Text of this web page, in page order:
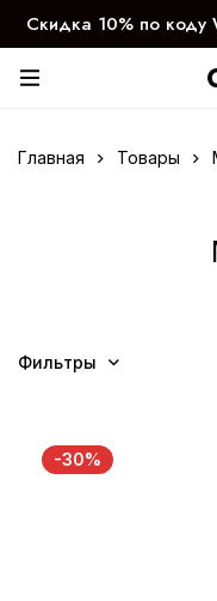
Скидка 10% по коду
Главная Товары
Фильтры
-30%